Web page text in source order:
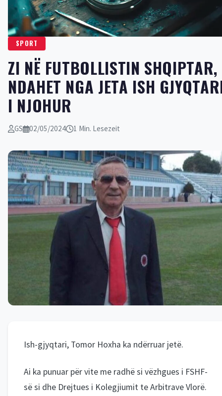
SPORT
ZI NË FUTBOLLISTIN SHQIPTAR,
NDAHET NGA JETA ISH
I NJOHUR
GS 02/05/2024 1 Min. Lesezeit
Ish-gjyqtari, Tomor Hoxha ka ndërruar jetë.
Ai ka punuar për vite me radhë si vëzhgues i FSHF-
së si dhe Drejtues i Kolegjiumit te Arbitrave Vlorë.